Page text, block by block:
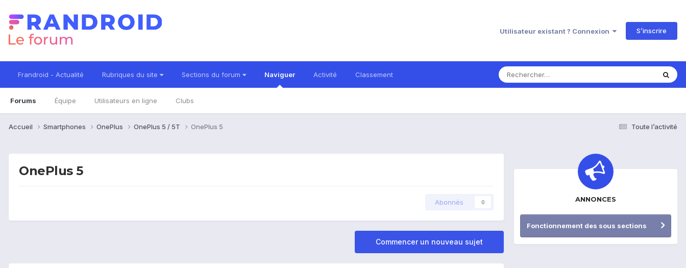
Utilisateur existant ? Connexion S’inscrire
Frandroid - Actualité Rubriques du site Sections du forum Naviguer
Forums Équipe Utilisateurs en ligne Clubs
Activité Classement
Toute l’activité
Accueil Smartphones OnePlus OnePlus 5 / 5T OnePlus 5
OnePlus 5
Abonnés 0
Commencer un nouveau sujet
ANNONCES
Fonctionnement des sous sections